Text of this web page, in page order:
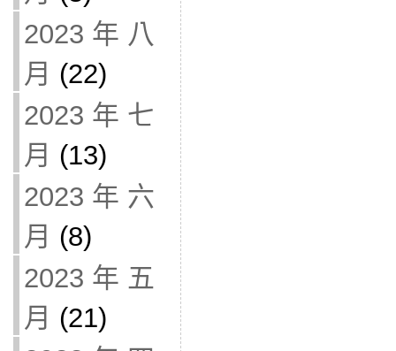
2023 年 八
月 (22)
2023 年 七
月 (13)
2023 年 六
月 (8)
2023 年 五
月 (21)